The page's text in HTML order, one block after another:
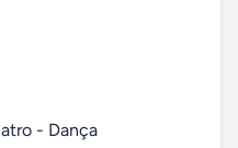
- Dança